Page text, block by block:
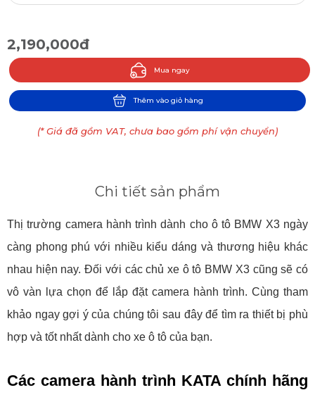
2,190,000đ
Mua ngay
Thêm vào giỏ hàng
(* Giá đã gồm VAT, chưa bao gồm phí vận chuyển)
Chi tiết sản phẩm
Thị trường camera hành trình dành cho ô tô BMW X3 ngày
càng phong phú với nhiều kiểu dáng và thương hiệu khác
nhau hiện nay. Đối với các chủ xe ô tô BMW X3 cũng sẽ có
vô vàn lựa chọn để lắp đặt camera hành trình. Cùng tham
khảo ngay gợi ý của chúng tôi sau đây để tìm ra thiết bị phù
hợp và tốt nhất dành cho xe ô tô của bạn.
Các camera hành trình KATA chính hãng